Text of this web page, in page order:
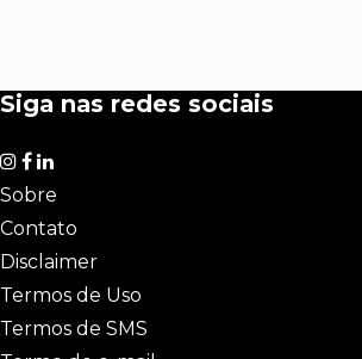
Siga nas redes sociais
Sobre
Contato
Disclaimer
Termos de Uso
Termos de SMS